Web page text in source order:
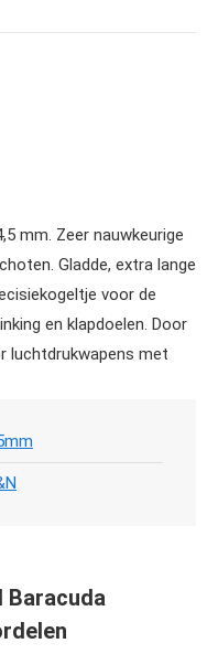
mm. Zeer nauwkeurige
Gladde, extra lange
voor de
en klapdoelen. Door
luchtdrukwapens met
Baracuda